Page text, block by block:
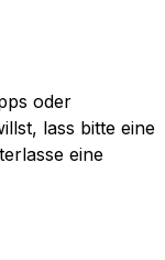
oder
lass bitte eine
eine